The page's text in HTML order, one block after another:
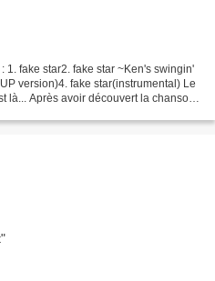
1. fake star2. fake star ~Ken's swingin'
version)4. fake star(instrumental) Le
là... Après avoir découvert la chanson